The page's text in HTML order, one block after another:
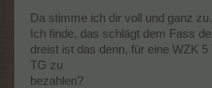
Da stimme ich dir voll und ganz zu.
Ich finde, das schlägt dem Fass
dreist ist das denn, für eine WZK
TG zu
bezahlen?